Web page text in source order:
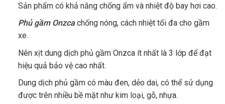
Sản phẩm có khả năng chống ẩm và nhiệt độ bay hơi cao.
Phủ gầm Onzcachống nóng, cách nhiệt tối đa cho gầm
xe.
Nên xịt dung dịch phủ gầm Onzca ít nhất là 3 lớp để đạt
hiệu quả bảo vệ cao nhất.
Dung dịch phủ gầm có màu đen, dẻo dai, có thể sử dụng
được trên nhiều bề mặt như kim loại, gỗ, nhựa.